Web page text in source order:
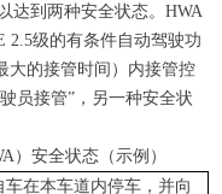
达到两种安全状态。HWA
2.5级的有条件自动驾驶功
大的接管时间） 内接管控
员接管”，另一种安全状
）安全状态（示例）
车在本车道内停车 ，并向